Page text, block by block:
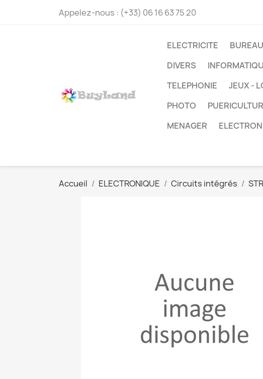
Appelez-nous : (+33) 06 16 63 75 20
ELECTRICITE
DIVERS
TELEPHONIE
JEUX -
PHOTO
MENAGER
Accueil ELECTRONIQUE Circuits intégrés STR